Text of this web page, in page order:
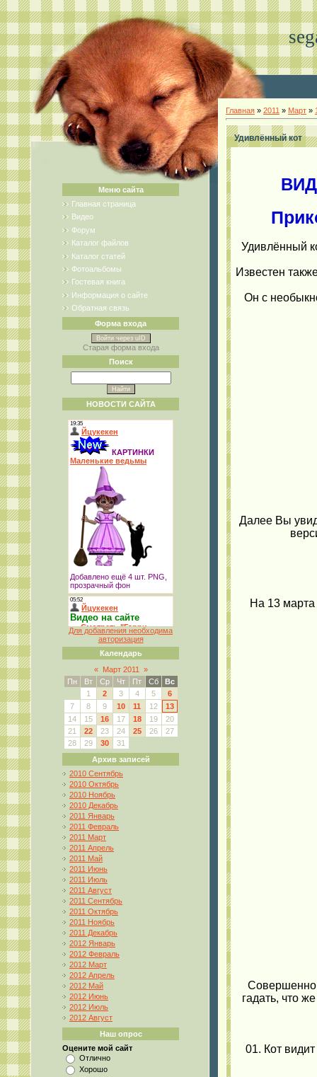
Меню сайта
Главная страница
Видео
Форум
Каталог файлов
Каталог статей
Фотоальбомы
Гостевая книга
Информация о сайте
Обратная связь
Форма входа
Войти через uID
Старая форма входа
Поиск
НОВОСТИ САЙТА
Для добавления необходима
авторизация
Календарь
«
Март 2011
»
Пн
Вт Ср Чт Пт Сб
Вс
1
2 3 4 5
6
7
8 9 10 11 12
13
14
15 16 17 18 19
20
21
22 23 24 25 26
27
28
29 30
31
Архив записей
2010 Сентябрь
2010 Октябрь
2010 Ноябрь
2010 Декабрь
2011 Январь
2011 Февраль
2011 Март
2011 Апрель
2011 Май
2011 Июнь
2011 Июль
2011 Август
2011 Сентябрь
2011 Октябрь
2011 Ноябрь
2011 Декабрь
2012 Январь
2012 Февраль
2012 Март
2012 Апрель
2012 Май
2012 Июнь
2012 Июль
2012 Август
Наш опрос
Оцените мой сайт
Отлично
Хорошо
Главная » 2011 » Март »
Удивлённый кот
Удивлённый
Известен
Он с
Далее Вы
На 13 марта
Совершенно
гадать, что
01. Кот